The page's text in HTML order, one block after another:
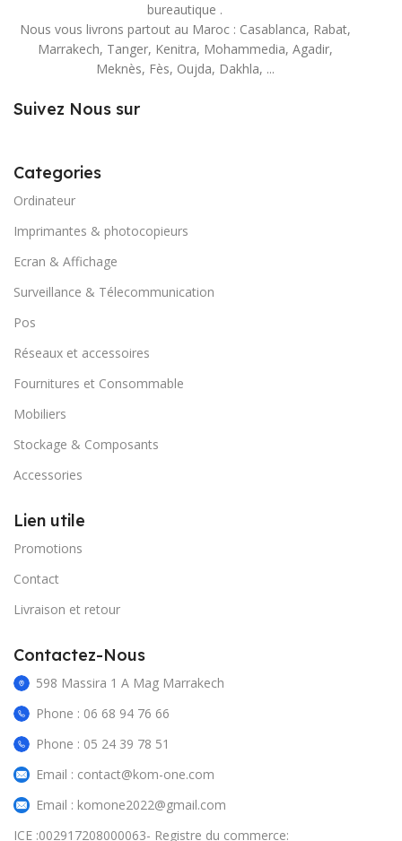
bureautique .
Nous vous livrons partout au Maroc : Casablanca, Rabat,
Marrakech, Tanger, Kenitra, Mohammedia, Agadir,
Meknès, Fès, Oujda, Dakhla, ...
Suivez Nous sur
Categories
Ordinateur
Imprimantes & photocopieurs
Ecran & Affichage
Surveillance & Télecommunication
Pos
Réseaux et accessoires
Fournitures et Consommable
Mobiliers
Stockage & Composants
Accessories
Lien utile
Promotions
Contact
Livraison et retour
Contactez-Nous
598 Massira 1 A Mag Marrakech
Phone : 06 68 94 76 66
Phone : 05 24 39 78 51
Email : contact@kom-one.com
Email : komone2022@gmail.com
ICE :002917208000063- Registre du commerce: